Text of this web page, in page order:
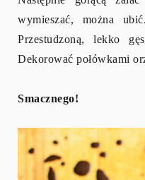
wymieszać, można
Przestudzoną, lekko
Dekorować połówkami
Smacznego!